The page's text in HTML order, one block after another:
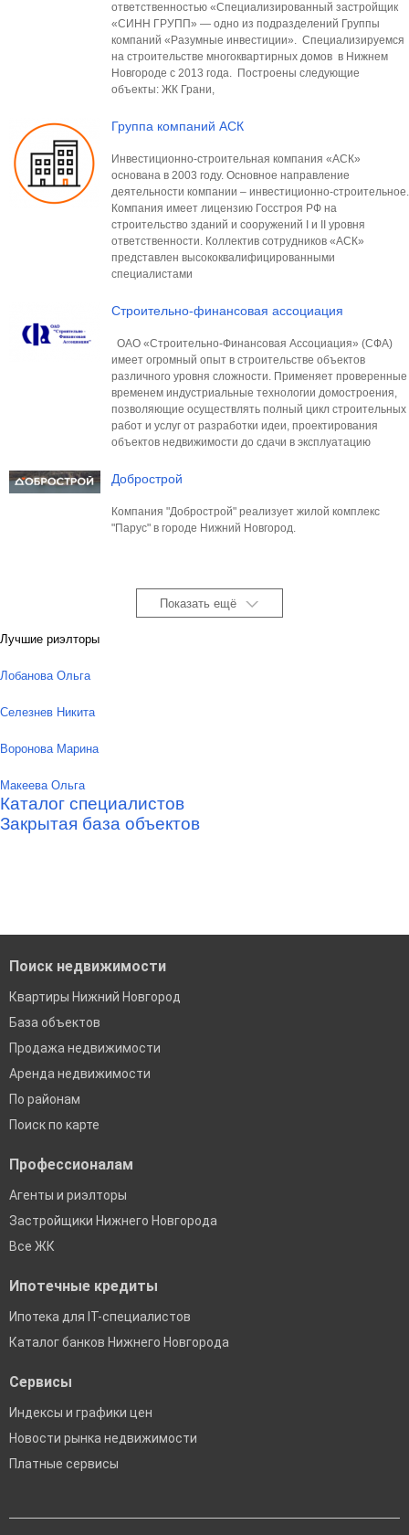
ответственностью «Специализированный застройщик
«СИНН ГРУПП» — одно из подразделений Группы
компаний «Разумные инвестиции». Специализируемся
на строительстве многоквартирных домов в Нижнем
Новгороде с 2013 года. Построены следующие
объекты: ЖК Грани,
Группа компаний АСК
Инвестиционно-строительная компания «АСК»
основана в 2003 году. Основное направление
деятельности компании – инвестиционно-строительное.
Компания имеет лицензию Госстроя РФ на
строительство зданий и сооружений I и II уровня
ответственности. Коллектив сотрудников «АСК»
представлен высококвалифицированными
специалистами
Строительно-финансовая ассоциация
ОАО «Строительно-Финансовая Ассоциация» (СФА)
имеет огромный опыт в строительстве объектов
различного уровня сложности. Применяет проверенные
временем индустриальные технологии домостроения,
позволяющие осуществлять полный цикл строительных
работ и услуг от разработки идеи, проектирования
объектов недвижимости до сдачи в эксплуатацию
Добрострой
Компания "Добрострой" реализует жилой комплекс
"Парус" в городе Нижний Новгород.
Показать ещё
Лучшие риэлторы
Лобанова Ольга
Селезнев Никита
Воронова Марина
Макеева Ольга
Каталог специалистов
Закрытая база объектов
Поиск недвижимости
Квартиры Нижний Новгород
База объектов
Продажа недвижимости
Аренда недвижимости
По районам
Поиск по карте
Профессионалам
Агенты и риэлторы
Застройщики Нижнего Новгорода
Все ЖК
Ипотечные кредиты
Ипотека для IT-специалистов
Каталог банков Нижнего Новгорода
Сервисы
Индексы и графики цен
Новости рынка недвижимости
Платные сервисы